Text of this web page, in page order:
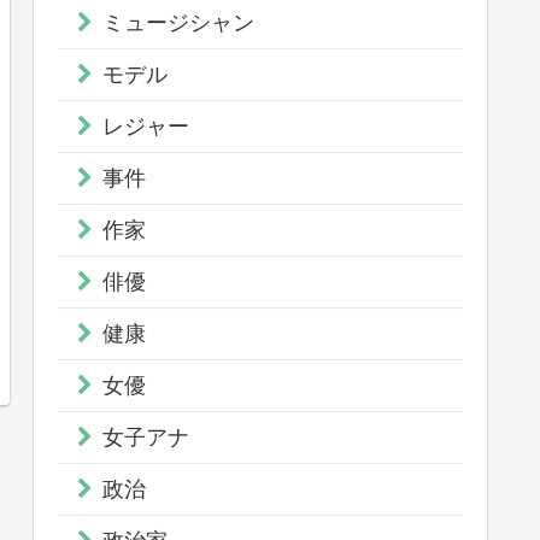
ミュージシャン
モデル
レジャー
事件
作家
俳優
健康
女優
女子アナ
政治